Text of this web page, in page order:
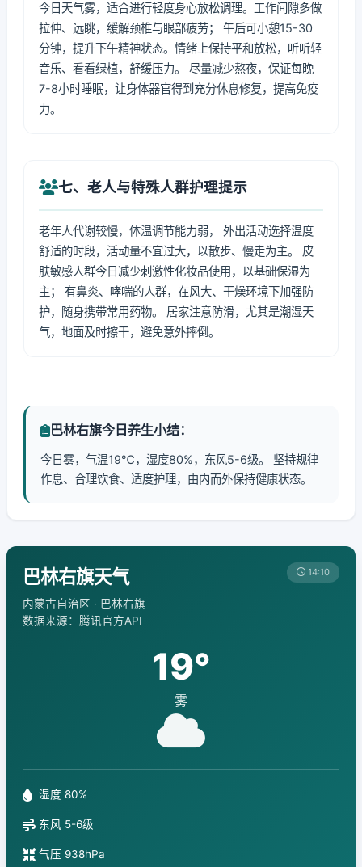
今日天气雾，适合进行轻度身心放松调理。工作间隙多做
拉伸、远眺，缓解颈椎与眼部疲劳； 午后可小憩15-30
分钟，提升下午精神状态。情绪上保持平和放松，听听轻
音乐、看看绿植，舒缓压力。 尽量减少熬夜，保证每晚
7-8小时睡眠，让身体器官得到充分休息修复，提高免疫
力。
七、老人与特殊人群护理提示
老年人代谢较慢，体温调节能力弱， 外出活动选择温度
舒适的时段，活动量不宜过大，以散步、慢走为主。 皮
肤敏感人群今日减少刺激性化妆品使用，以基础保湿为
主； 有鼻炎、哮喘的人群，在风大、干燥环境下加强防
护，随身携带常用药物。 居家注意防滑，尤其是潮湿天
气，地面及时擦干，避免意外摔倒。
巴林右旗今日养生小结：
今日雾，气温19℃，湿度80%，东风5-6级。 坚持规律
作息、合理饮食、适度护理，由内而外保持健康状态。
巴林右旗天气
内蒙古自治区 · 巴林右旗
数据来源：腾讯官方API
14:10
19°
雾
湿度 80%
东风 5-6级
气压 938hPa